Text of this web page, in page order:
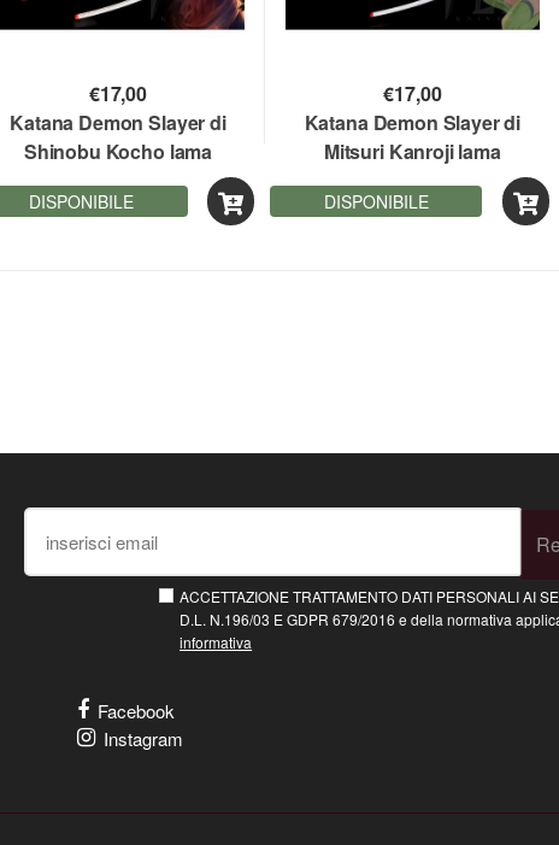
€17,00
Katana Demon Slayer di
Shinobu Kocho lama
bamboo cm. 114
DISPONIBILE
€17,00
Katana Demon Slayer di
Mitsuri Kanroji lama
bamboo cm. 105
DISPONIBILE
ACCETTAZIONE TRATTAMENTO DATI PERSONALI AI
D.L. N.196/03 E GDPR 679/2016 e della normativa
informativa
Facebook
Instagram